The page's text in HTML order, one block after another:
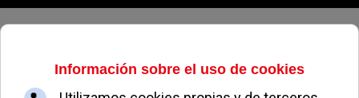
Sábado, 08 de agosto de 2026